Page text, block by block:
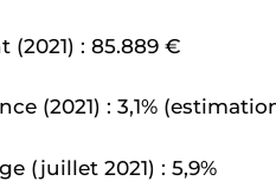
(2021) : 85.889 €
(2021) : 3,1%
(juillet 2021) : 5,9%